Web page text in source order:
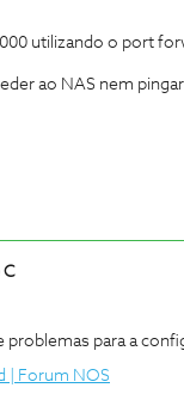
utilizando o port
ao NAS nem
C
para a
| Forum NOS